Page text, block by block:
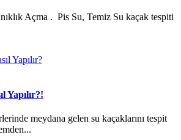
Açma . Pis Su, Temiz Su kaçak tespiti
Yapılır?!
meydana gelen su kaçaklarını tespit